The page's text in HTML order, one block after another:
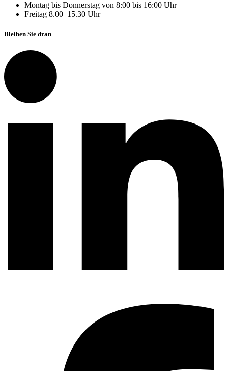
Montag bis Donnerstag von 8:00 bis 16:00 Uhr
Freitag 8.00–15.30 Uhr
Bleiben Sie dran